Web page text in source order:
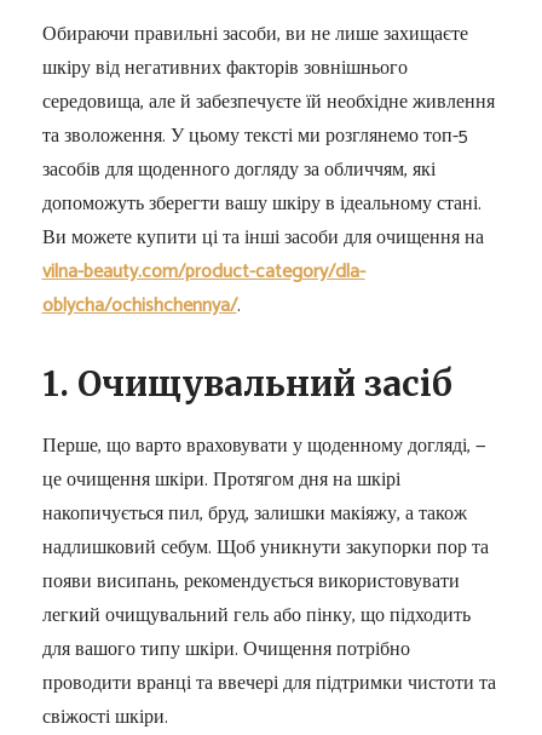
Обираючи правильні засоби, ви не лише захищаєте
шкіру від негативних факторів зовнішнього
середовища, але й забезпечуєте їй необхідне живлення
та зволоження. У цьому тексті ми розглянемо топ-5
засобів для щоденного догляду за обличчям, які
допоможуть зберегти вашу шкіру в ідеальному стані.
Ви можете купити ці та інші засоби для очищення на
vilna-beauty.com/product-category/dla-
oblycha/ochishchennya/.
1. Очищувальний засіб
Перше, що варто враховувати у щоденному догляді, —
це очищення шкіри. Протягом дня на шкірі
накопичується пил, бруд, залишки макіяжу, а також
надлишковий себум. Щоб уникнути закупорки пор та
появи висипань, рекомендується використовувати
легкий очищувальний гель або пінку, що підходить
для вашого типу шкіри. Очищення потрібно
проводити вранці та ввечері для підтримки чистоти та
свіжості шкіри.